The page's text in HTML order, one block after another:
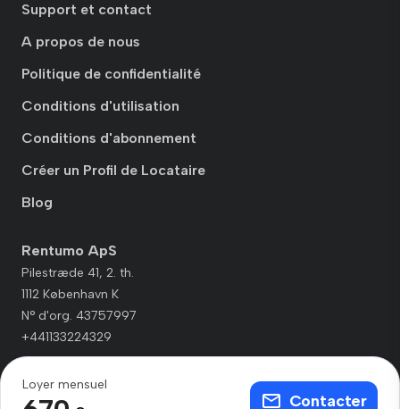
Loyer mensuel
Contacter
Support et contact
A propos de nous
Politique de confidentialité
Conditions d'utilisation
Conditions d'abonnement
Créer un Profil de Locataire
Blog
Rentumo ApS
Pilestræde 41, 2. th.
1112 København K
N° d'org. 43757997
+441133224329